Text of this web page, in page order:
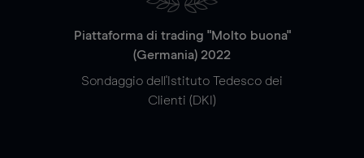
Piattaforma di trading "Molto buona"
(Germania) 2022
Sondaggio dell'Istituto Tedesco dei
Clienti (DKI)